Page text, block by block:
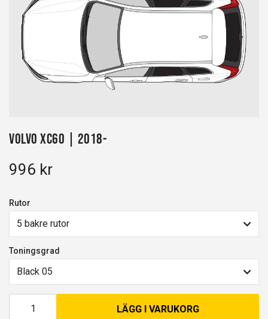
Volvo XC60 | 2018-
996 kr
Rutor
5 bakre rutor
Toningsgrad
Black 05
LÄGG I VARUKORG